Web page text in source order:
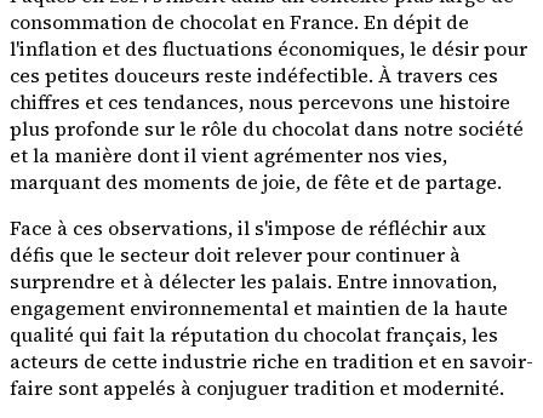
consommation de chocolat en France. En dépit de
l'inflation et des fluctuations économiques, le désir pour
ces petites douceurs reste indéfectible. À travers ces
chiffres et ces tendances, nous percevons une histoire
plus profonde sur le rôle du chocolat dans notre société
et la manière dont il vient agrémenter nos vies,
marquant des moments de joie, de fête et de partage.
Face à ces observations, il s'impose de réfléchir aux
défis que le secteur doit relever pour continuer à
surprendre et à délecter les palais. Entre innovation,
engagement environnemental et maintien de la haute
qualité qui fait la réputation du chocolat français, les
acteurs de cette industrie riche en tradition et en savoir-
faire sont appelés à conjuguer tradition et modernité.